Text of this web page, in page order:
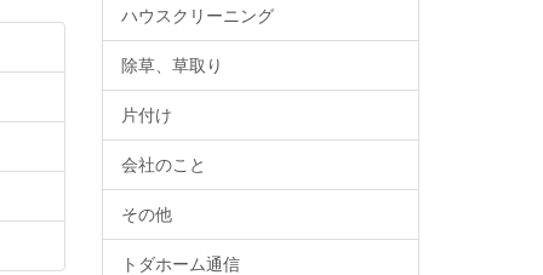
ハウスクリーニング
除草、草取り
片付け
会社のこと
その他
トダホーム通信